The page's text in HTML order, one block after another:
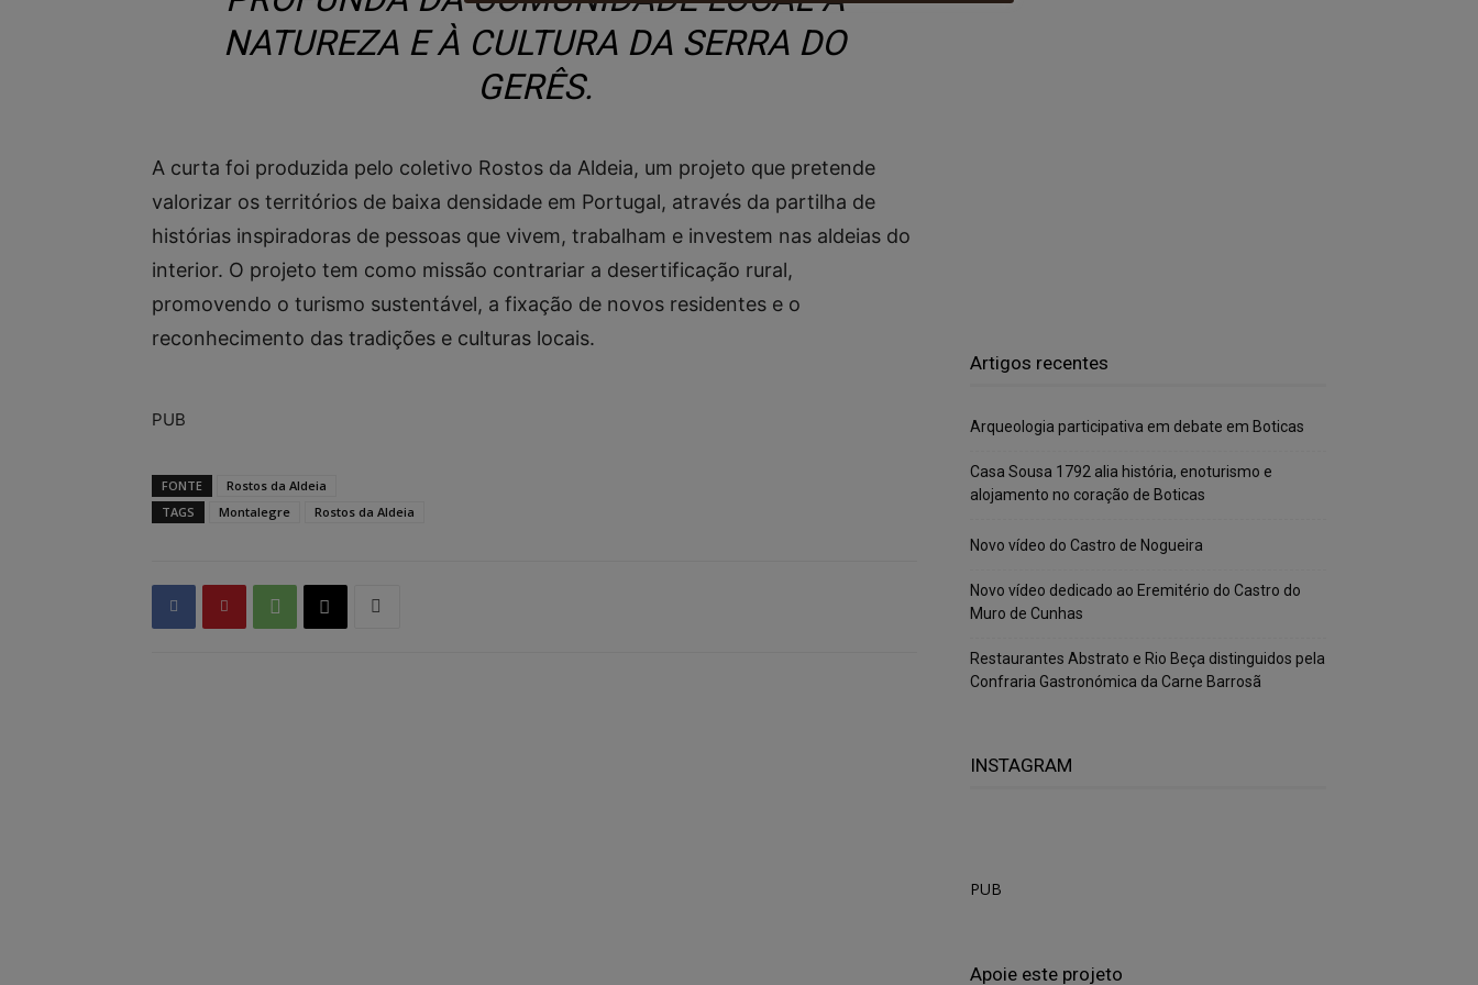
NATUREZA E À CULTURA DA SERRA DO
GERÊS.
A curta foi produzida pelo coletivo Rostos da Aldeia, um projeto que pretende
valorizar os territórios de baixa densidade em Portugal, através da partilha de
histórias inspiradoras de pessoas que vivem, trabalham e investem nas aldeias do
interior. O projeto tem como missão contrariar a desertificação rural,
promovendo o turismo sustentável, a fixação de novos residentes e o
reconhecimento das tradições e culturas locais.
PUB
FONTE
Rostos da Aldeia
TAGS
Montalegre Rostos da Aldeia
Artigos recentes
Arqueologia participativa em debate em Boticas
Casa Sousa 1792 alia história, enoturismo e
alojamento no coração de Boticas
Novo vídeo do Castro de Nogueira
Novo vídeo dedicado ao Eremitério do Castro do
Muro de Cunhas
Restaurantes Abstrato e Rio Beça distinguidos pela
Confraria Gastronómica da Carne Barrosã
INSTAGRAM
PUB
Apoie este projeto